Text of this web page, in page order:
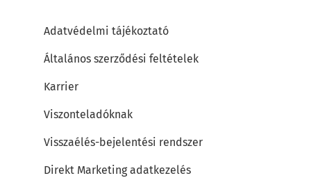
Adatvédelmi tájékoztató
Általános szerződési feltételek
Karrier
Viszonteladóknak
Visszaélés-bejelentési rendszer
Direkt Marketing adatkezelés